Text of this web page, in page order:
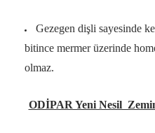
Gezegen dişli sayesinde
bitince mermer üzerinde
olmaz.
ODİPAR Yeni Nesil